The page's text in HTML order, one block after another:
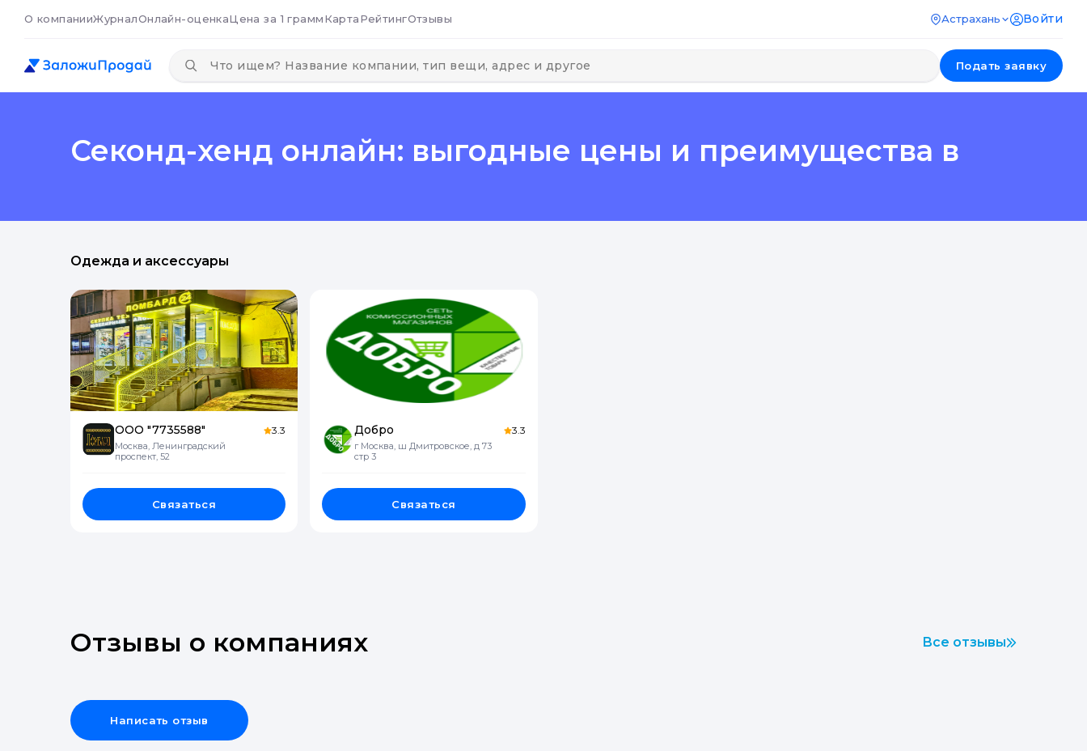
О компанииЖурналОнлайн-оценкаЦена за 1 граммКартаРейтингОтзывы Астрахань Войти
Подать заявку
Секонд-хенд онлайн: выгодные цены и преимущества в
Одежда и аксессуары
ООО "7735588"
Москва, Ленинградский
проспект, 52
3.3
Связаться
Добро
г Москва, ш Дмитровское, д 73
стр 3
3.3
Связаться
Отзывы о компаниях Все отзывы
Написать отзыв